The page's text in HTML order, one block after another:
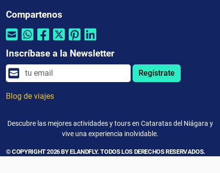
Compartenos
Inscríbase a la Newsletter
Regístrate
Blog de viajes
Descubre las mejores actividades y tours en Cataratas del Niágara y
vive una experiencia inolvidable.
© COPYRIGHT 2026 BY ELANDFLY. TODOS LOS DERECHOS RESERVADOS.